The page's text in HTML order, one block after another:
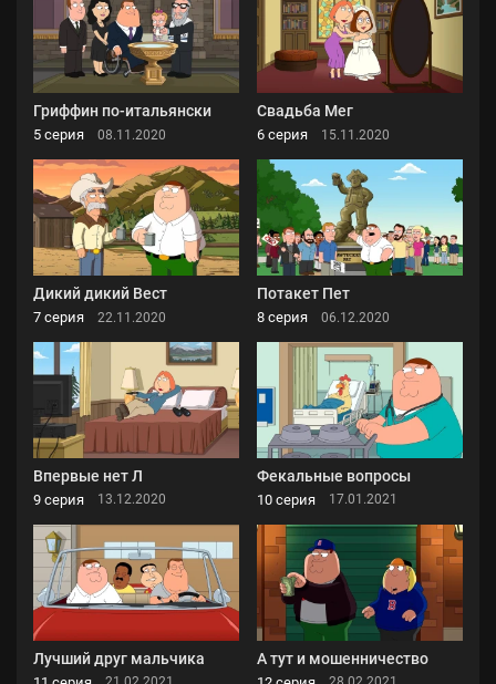
Гриффин по-итальянски
5 серия 08.11.2020
Свадьба Мег
6 серия 15.11.2020
Дикий дикий Вест
7 серия 22.11.2020
Потакет Пет
8 серия 06.12.2020
Впервые нет Л
9 серия 13.12.2020
Фекальные вопросы
10 серия 17.01.2021
Лучший друг мальчика А тут и мошенничество